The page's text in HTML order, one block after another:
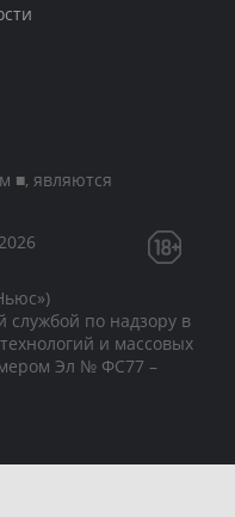
■, являются
службой по надзору в
и массовых
Эл № ФС77 –